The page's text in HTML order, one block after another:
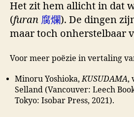
Het zit hem allicht in dat
(furan 腐爛). De dingen
maar toch onherstelbaar
Voor meer poëzie in vertaling
Minoru Yoshioka,KUSUDAMA,
Selland (Vancouver: Leech
Tokyo: Isobar Press, 2021).